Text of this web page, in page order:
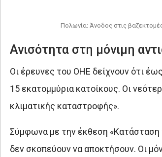
Πολωνία: Άνοδος στις
Ανισότητα στη μόνιμη
Οι έρευνες του ΟΗΕ δείχνουν ότι
15 εκατομμύρια κατοίκους. Οι
κλιματικής καταστροφής».
Σύμφωνα με την έκθεση «Κατάσταση
δεν σκοπεύουν να αποκτήσουν. Οι